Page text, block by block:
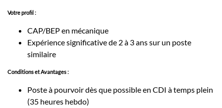
Votre profil :
CAP/BEP en mécanique
Expérience significative de 2 à 3 ans sur un poste
similaire
Conditions et Avantages :
Poste à pourvoir dès que possible en CDI à temps plein
(35 heures hebdo)